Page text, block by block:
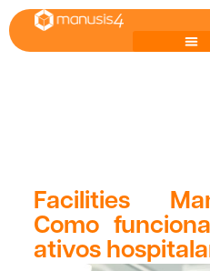
Facilities
Como
ativos